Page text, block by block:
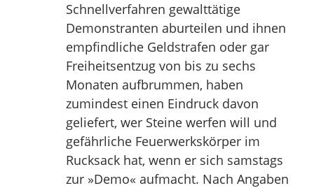
Schnellverfahren gewalttätige
Demonstranten aburteilen und ihnen
empfindliche Geldstrafen oder gar
Freiheitsentzug von bis zu sechs
Monaten aufbrummen, haben
zumindest einen Eindruck davon
geliefert, wer Steine werfen will und
gefährliche Feuerwerkskörper im
Rucksack hat, wenn er sich samstags
zur »Demo« aufmacht. Nach Angaben